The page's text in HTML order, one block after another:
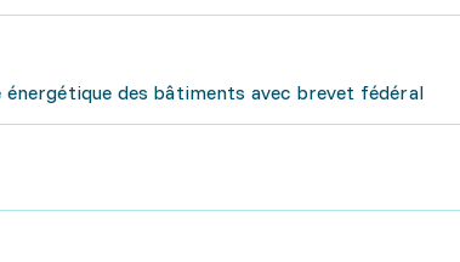
énergétique des bâtiments avec brevet fédéral